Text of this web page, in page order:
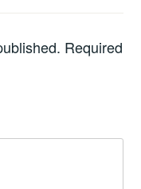
Required